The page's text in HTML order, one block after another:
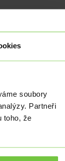
soubory
Partneři
toho, že